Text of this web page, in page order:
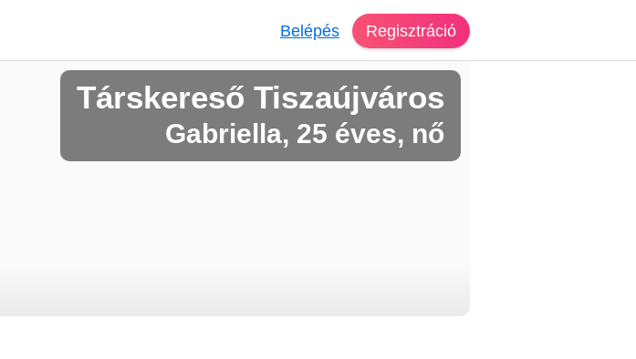
Belépés Regisztráció
Társkereső Tiszaújváros
Gabriella, 25 éves, nő